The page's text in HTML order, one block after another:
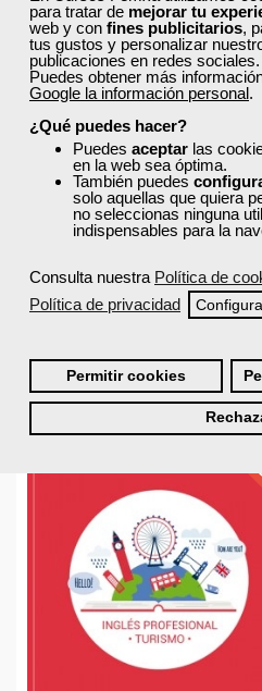
para tratar de mejorar tu
web y con fines publicitarios,
tus gustos y personalizar
publicaciones en redes sociales.
Puedes obtener más
Google la información personal.
¿Qué puedes hacer?
Puedes aceptar las
en la web sea óptima.
También puedes
solo aquellas que quiera
no seleccionas ninguna
indispensables para la
Consulta nuestra Política de
Política de privacidad
Permitir cookies